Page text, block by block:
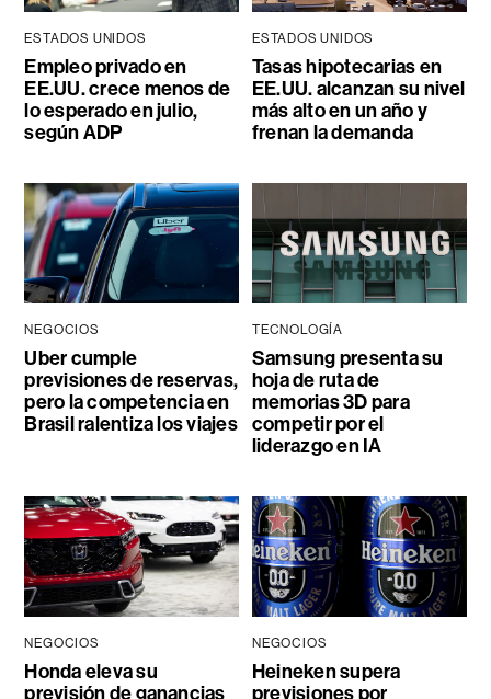
ESTADOS UNIDOS
Empleo privado en
EE.UU. crece menos de
lo esperado en julio,
según ADP
ESTADOS UNIDOS
Tasas hipotecarias en
EE.UU. alcanzan su nivel
más alto en un año y
frenan la demanda
NEGOCIOS
Uber cumple
previsiones de reservas,
pero la competencia en
Brasil ralentiza los viajes
TECNOLOGÍA
Samsung presenta su
hoja de ruta de
memorias 3D para
competir por el
liderazgo en IA
NEGOCIOS
Honda eleva su
previsión de ganancias
NEGOCIOS
Heineken supera
previsiones por